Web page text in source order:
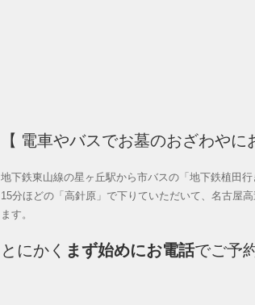
【 電車やバスでお墓のおざわやに
地下鉄東山線の星ヶ丘駅から市バスの「地下鉄植田
15分ほどの「高針原」で下りていただいて、名古屋
ます。
とにかく まず始めにお電話でご予